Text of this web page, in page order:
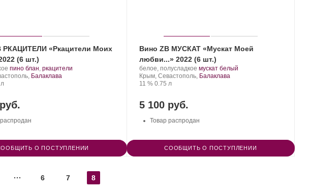
РКАЦИТЕЛИ «Ркацители Моих
(6 шт.)
.
Сорт
пино блан,ркацители
Балаклава
О ПОСТУПЛЕНИИ
Вино ZB МУСКАТ «Мускат Моей
любви...» 2022 (6 шт.)
Производитель:
Золотая
Балка.
белое, полусладкое .
Сорт
мускат белый.
Регион:
Крым, Севастополь, Балаклава
Крепость
11 %. Объем
0.75 л
5 100 руб.
Товар распродан
СООБЩИТЬ О ПОСТУПЛЕНИИ
6 7 8